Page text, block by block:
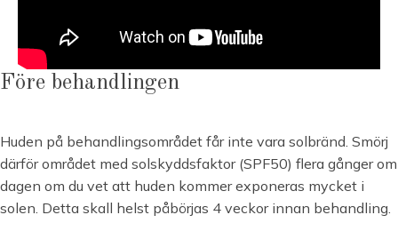
Före behandlingen
Huden på behandlingsområdet får inte vara solbränd. Smörj
därför området med solskyddsfaktor (SPF50) flera gånger om
dagen om du vet att huden kommer exponeras mycket i
solen. Detta skall helst påbörjas 4 veckor innan behandling.